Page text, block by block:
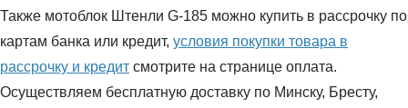
Также мотоблок Штенли G-185 можно купить в рассрочку по
картам банка или кредит, условия покупки товара в
рассрочку и кредит смотрите на странице оплата.
Осуществляем бесплатную доставку по Минску, Бресту,